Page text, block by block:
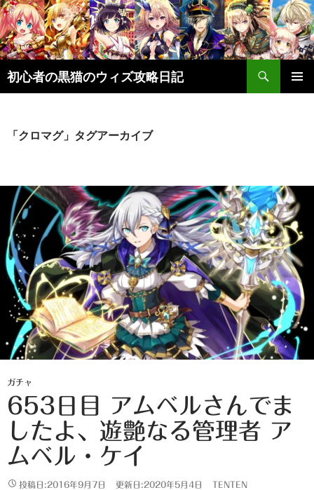
初心者の黒猫のウィズ攻略日記
検
索
ン
キ
ッ
プ
「クロマグ」タグアーカイブ
ガチャ
653日目 アムベルさんでま
したよ、遊艶なる管理者 ア
ムベル・ケイ
投稿日:2016年9月7日 更新日:2020年5月4日 TENTEN